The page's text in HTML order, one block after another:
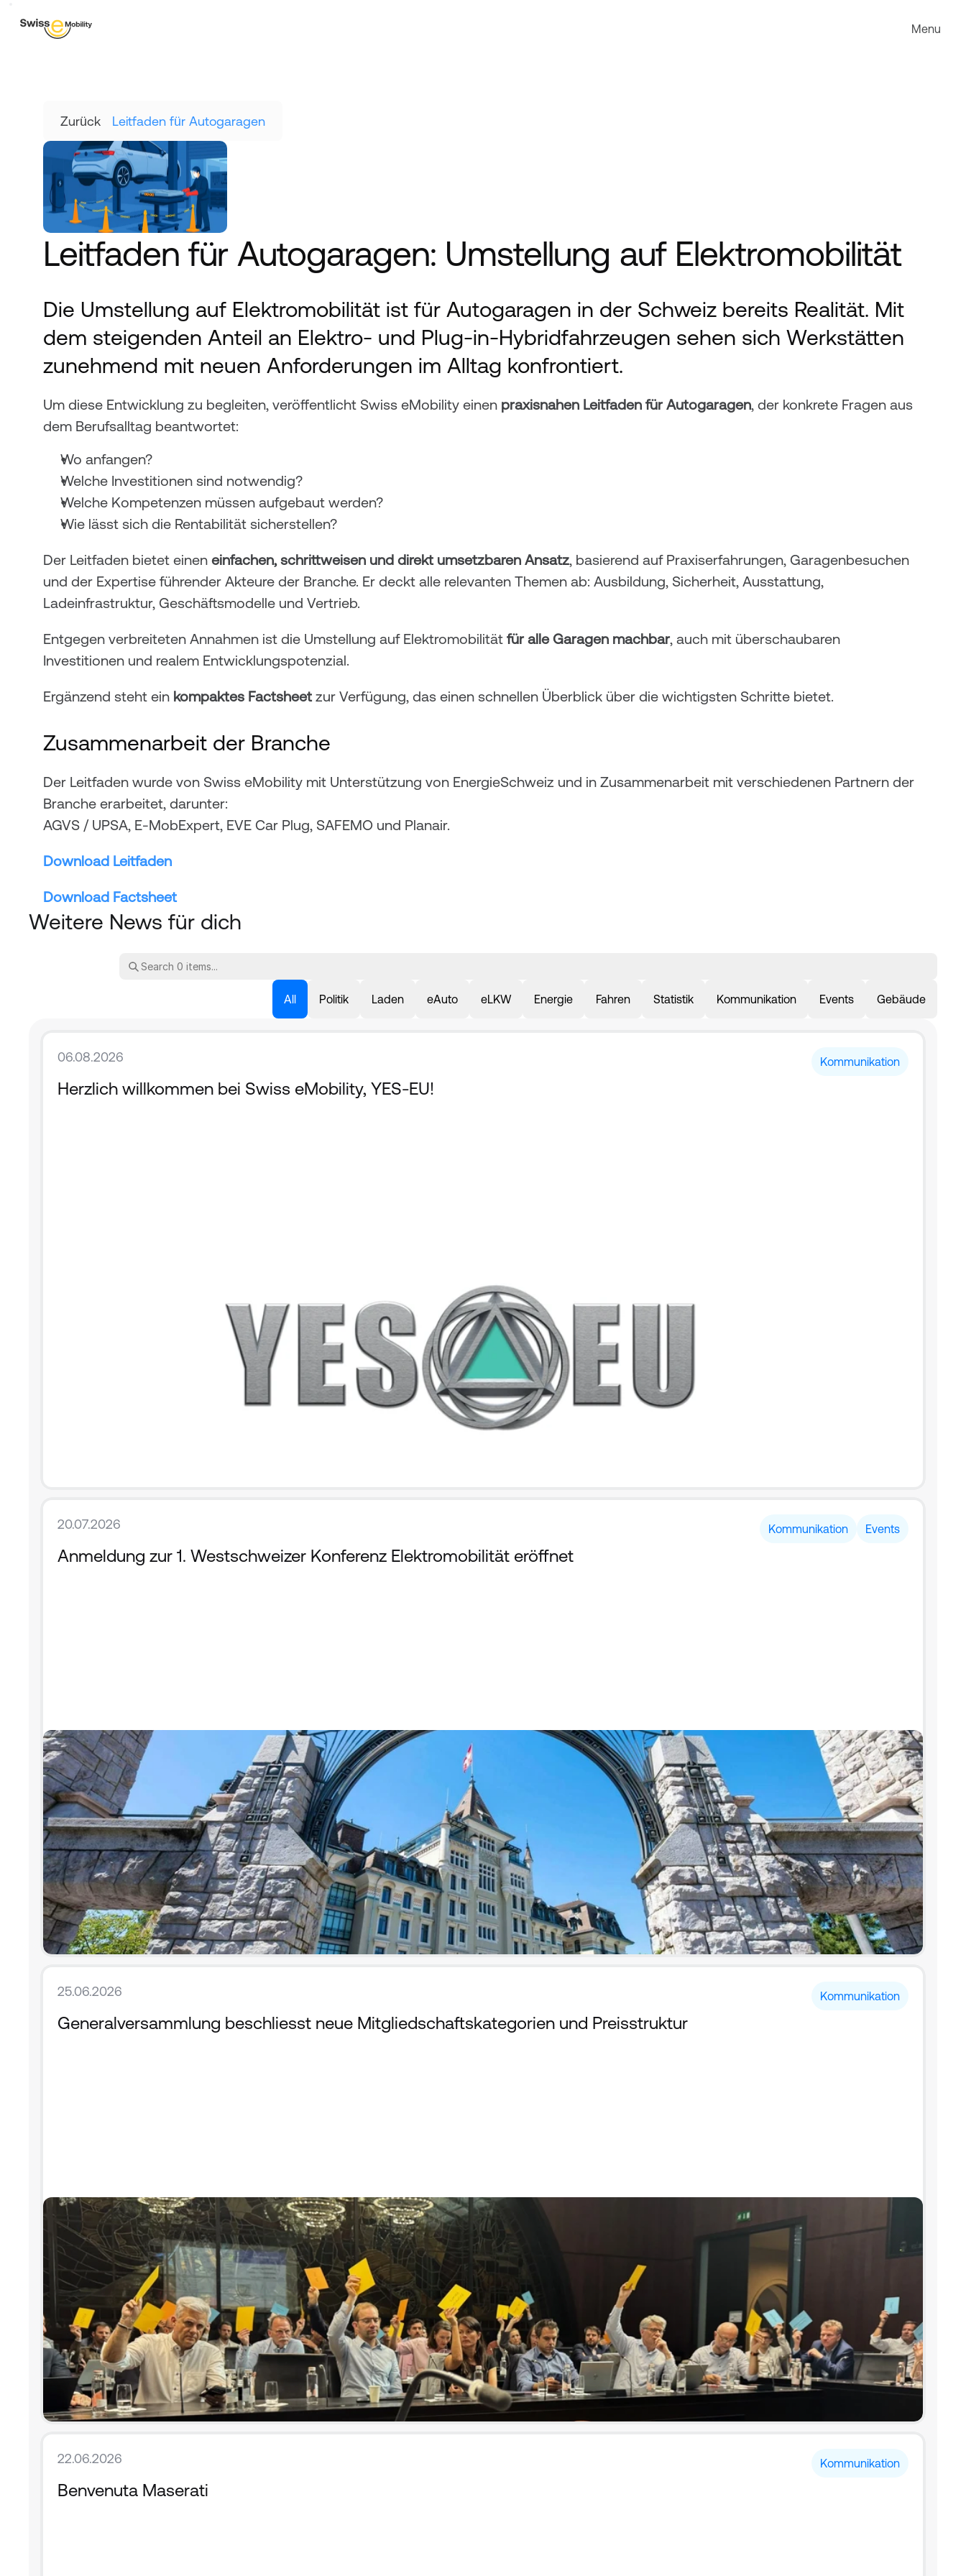
Zurück Leitfaden für Autogaragen
Leitfaden für Autogaragen: Umstellung auf Elektromobilität
Die Umstellung auf Elektromobilität ist für Autogaragen in der Schweiz bereits Realität. Mit
dem steigenden Anteil an Elektro- und Plug-in-Hybridfahrzeugen sehen sich Werkstätten
zunehmend mit neuen Anforderungen im Alltag konfrontiert.
Um diese Entwicklung zu begleiten, veröffentlicht Swiss eMobility einen praxisnahen Leitfaden für Autogaragen, der konkrete Fragen aus
dem Berufsalltag beantwortet:
Wo anfangen?
Welche Investitionen sind notwendig?
Welche Kompetenzen müssen aufgebaut werden?
Wie lässt sich die Rentabilität sicherstellen?
Der Leitfaden bietet einen einfachen, schrittweisen und direkt umsetzbaren Ansatz, basierend auf Praxiserfahrungen, Garagenbesuchen
und der Expertise führender Akteure der Branche. Er deckt alle relevanten Themen ab: Ausbildung, Sicherheit, Ausstattung,
Ladeinfrastruktur, Geschäftsmodelle und Vertrieb.
Entgegen verbreiteten Annahmen ist die Umstellung auf Elektromobilität für alle Garagen machbar, auch mit überschaubaren
Investitionen und realem Entwicklungspotenzial.
Ergänzend steht ein kompaktes Factsheet zur Verfügung, das einen schnellen Überblick über die wichtigsten Schritte bietet.
Zusammenarbeit der Branche
Der Leitfaden wurde von Swiss eMobility mit Unterstützung von EnergieSchweiz und in Zusammenarbeit mit verschiedenen Partnern der
Branche erarbeitet, darunter:
AGVS / UPSA, E-MobExpert, EVE Car Plug, SAFEMO und Planair.
Download Leitfaden
Download Factsheet
Weitere News für dich
All Politik Laden eAuto eLKW Energie Fahren Statistik Kommunikation Events Gebäude
06.08.2026 Kommunikation
Herzlich willkommen bei Swiss eMobility, YES-EU!
20.07.2026 Kommunikation Events
Anmeldung zur 1. Westschweizer Konferenz Elektromobilität eröffnet
25.06.2026 Kommunikation
Generalversammlung beschliesst neue Mitgliedschaftskategorien und Preisstruktur
22.06.2026 Kommunikation
Benvenuta Maserati
Menu